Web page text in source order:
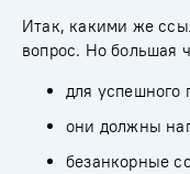
Итак, какими же
вопрос. Но большая
для успешного
они должны
безанкорные